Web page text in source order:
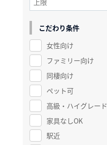
こだわり条件
女性向け
ファミリー向け
同棲向け
ペット可
高級・ハイグレード
家具なしOK
駅近